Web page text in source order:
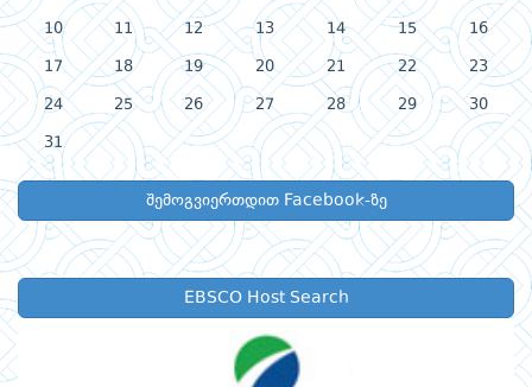
10 11 12 13 14 15 16
17 18 19 20 21 22 23
24 25 26 27 28 29 30
31
შემოგვიერთდით Facebook-ზე
EBSCO Host Search